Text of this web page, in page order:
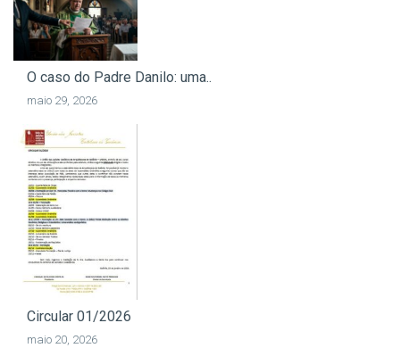
O caso do Padre Danilo: uma..
maio 29, 2026
Circular 01/2026
maio 20, 2026